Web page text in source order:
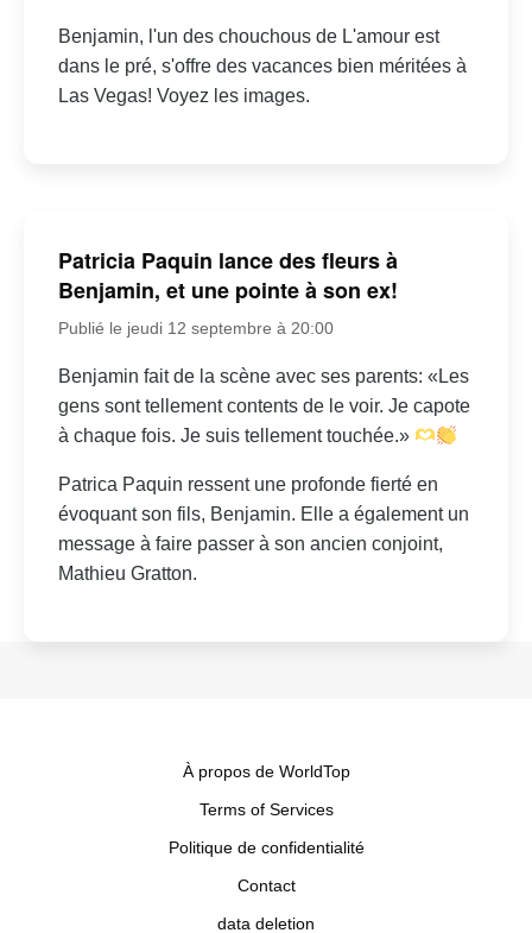
Benjamin, l'un des chouchous de L'amour est
dans le pré, s'offre des vacances bien méritées à
Las Vegas! Voyez les images.
Patricia Paquin lance des fleurs à
Benjamin, et une pointe à son ex!
Publié le jeudi 12 septembre à 20:00
Benjamin fait de la scène avec ses parents: «Les
gens sont tellement contents de le voir. Je capote
à chaque fois. Je suis tellement touchée.»
Patrica Paquin ressent une profonde fierté en
évoquant son fils, Benjamin. Elle a également un
message à faire passer à son ancien conjoint,
Mathieu Gratton.
À propos de WorldTop
Terms of Services
Politique de confidentialité
Contact
data deletion